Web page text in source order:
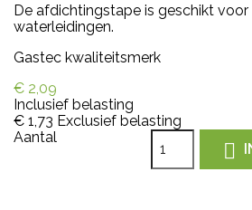
De afdichtingstape is geschikt
waterleidingen.
Gastec kwaliteitsmerk
€ 2,09
Inclusief belasting
€ 1,73 Exclusief belasting
Aantal
